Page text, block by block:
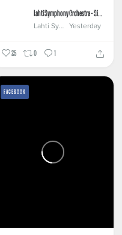
Lahti Symphony Orchestra - Sinfonia Lahti
Lahti Symphony Orchestra - Sinfonia Lahti Yesterday
25 0 1
FACEBOOK